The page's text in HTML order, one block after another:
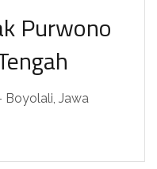
Purwono
Boyolali, Jawa